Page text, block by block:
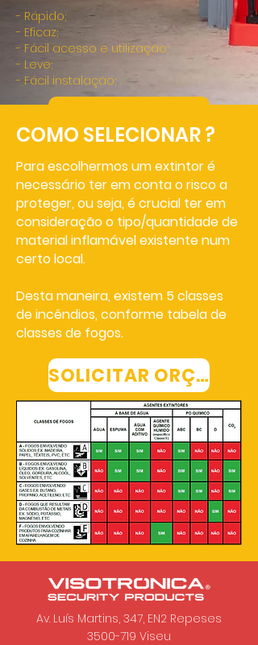
- Rápido;
- Eficaz;
- Fácil acesso e utilização;
- Leve;
- Fácil instalação;
COMO SELECIONAR ?
Para escolhermos um extintor é
necessário ter em conta o risco a
proteger, ou seja, é crucial ter em
consideração o tipo/quantidade de
material inflamável existente num
certo local.
Desta maneira, existem 5 classes
de incêndios, conforme tabela de
classes de fogos.
SOLICITAR ORÇAMENTO
Av. Luís Martins, 347, EN2 Repeses
3500-719 Viseu